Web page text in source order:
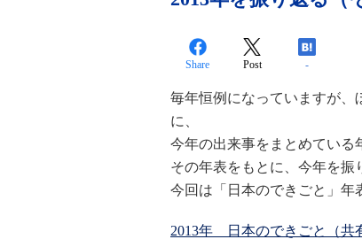
Share Post -
毎年恒例になっていますが、
に、
今年の出来事をまとめている
その年表をもとに、今年を振
今回は「日本のできごと」年
2013年 日本のできごと（共